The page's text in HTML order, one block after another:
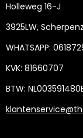
Holleweg 16-J
3925LW,
WHATSAPP:
KVK: 81660707
BTW: